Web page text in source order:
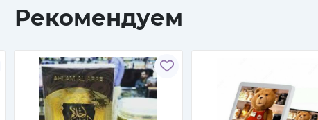
Рекомендуем